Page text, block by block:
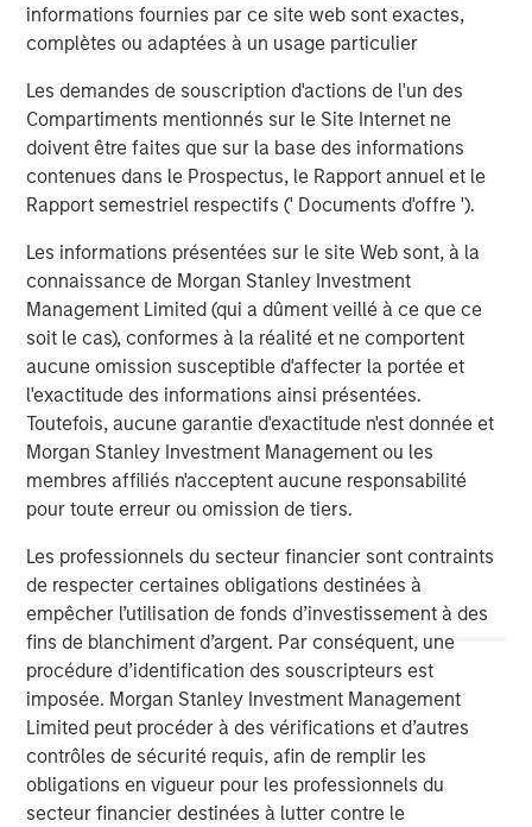
informations fournies par ce site web sont exactes,
complètes ou adaptées à un usage particulier
Les demandes de souscription d'actions de l'un des
Compartiments mentionnés sur le Site Internet ne
doivent être faites que sur la base des informations
contenues dans le Prospectus, le Rapport annuel et le
Rapport semestriel respectifs (' Documents d'offre ').
Les informations présentées sur le site Web sont, à la
connaissance de Morgan Stanley Investment
Management Limited (qui a dûment veillé à ce que ce
soit le cas), conformes à la réalité et ne comportent
aucune omission susceptible d'affecter la portée et
l'exactitude des informations ainsi présentées.
Toutefois, aucune garantie d'exactitude n'est donnée et
Morgan Stanley Investment Management ou les
membres affiliés n'acceptent aucune responsabilité
pour toute erreur ou omission de tiers.
Les professionnels du secteur financier sont contraints
de respecter certaines obligations destinées à
empêcher l’utilisation de fonds d’investissement à des
fins de blanchiment d’argent. Par conséquent, une
procédure d’identification des souscripteurs est
imposée. Morgan Stanley Investment Management
Limited peut procéder à des vérifications et d’autres
contrôles de sécurité requis, afin de remplir les
obligations en vigueur pour les professionnels du
secteur financier destinées à lutter contre le
Morgan Stanley (NYSE: MS) is a leading global financial
services firm providing a wide range of investment
banking, securities, investment management and wealth
management services. The Firm's employees serve
institutions and individuals from more than 600 offices in
33 countries. For further information about Morgan
Stanley, please visitwww.morganstanley.com.
About Learning Care Group
Headquartered in Novi, Mich., Learning Care Group, Inc.
provides early education and care services to children
between the ages of six weeks and 12 years under its
umbrella of brands: The Children’s Courtyard, Childtime
Learning Centers, La Petite Academy, Montessori
Unlimited and Tutor Time Child Care / Learning Centers.
Between these five brands, Learning Care Group has
approximately 1,150 schools (corporate and franchise)
with a system-wide capacity to serve close to 167,000
children in the U.S. and internationally. For more
information on the Learning Care Group, Inc., please visit
www.learningcaregroup.com.